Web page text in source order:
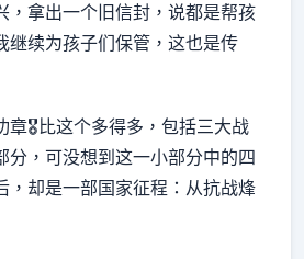
，拿出一个旧信封，说都是帮孩
继续为孩子们保管，这也是传
章🎖比这个多得多，包括三大战
分，可没想到这一小部分中的四
，却是一部国家征程：从抗战烽